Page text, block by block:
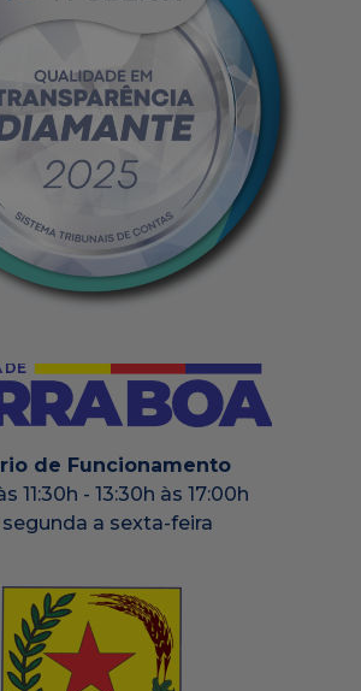
de Funcionamento
11:30h - 13:30h às 17:00h
segunda a sexta-feira